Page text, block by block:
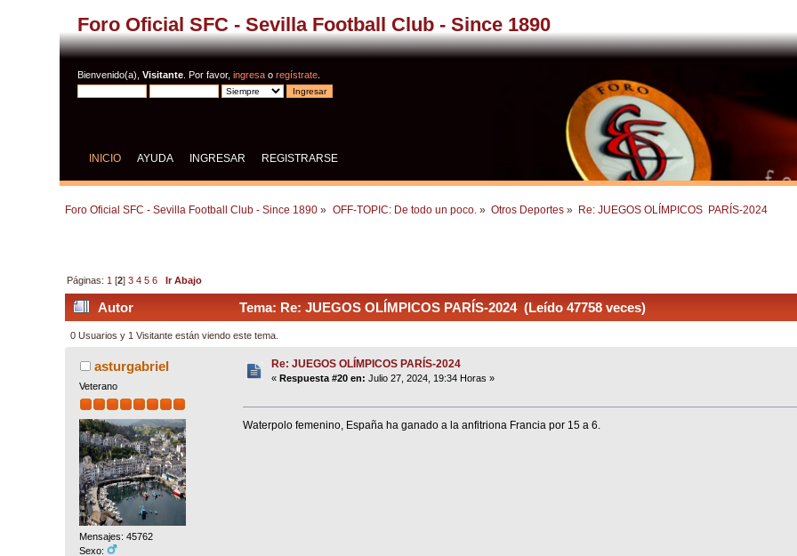
Foro Oficial SFC - Sevilla Football Club - Since 1890
Bienvenido(a),Visitante . Por favor,ingresa oregístrate
INICIO AYUDA INGRESAR REGISTRARSE
Foro Oficial SFC - Sevilla Football Club - Since 1890 » OFF-TOPIC: De todo un poco.» Otros Deportes» Re: JUEGOS OLÍMPICOS  PARÍS-2024
Páginas: 1 [2]3 4 5 6 Ir Abajo
Autor Tema: Re: JUEGOS OLÍMPICOS PARÍS-2024 (Leído 47758 veces)
0 Usuarios y 1 Visitante están viendo este tema.
asturgabriel
Veterano
Mensajes: 45762
Sexo:
Re: JUEGOS OLÍMPICOS PARÍS-2024
«Respuesta #20 en: Julio 27, 2024, 19:34 Horas »
Waterpolo femenino, España ha ganado a la anfitriona Francia por 15 a 6.